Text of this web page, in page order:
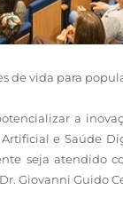
de vida para
a
e Saúde
seja atendido
Giovanni Guido